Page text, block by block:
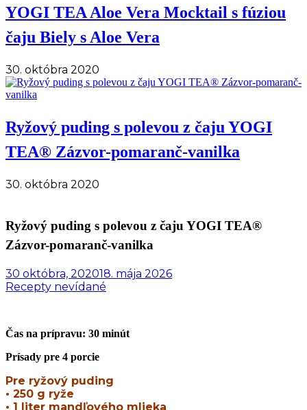
YOGI TEA Aloe Vera Mocktail s fúziou
čaju Biely s Aloe Vera
30. októbra 2020
Ryžový puding s polevou z čaju YOGI
TEA® Zázvor-pomaranč-vanilka
30. októbra 2020
Ryžový puding s polevou z čaju YOGI TEA®
Zázvor-pomaranč-vanilka
30 októbra, 202018. mája 2026
Recepty nevídané
Čas na prípravu: 30 minút
Prísady pre 4 porcie
Pre ryžový puding
• 250 g ryže
• 1 liter mandľového mlieka